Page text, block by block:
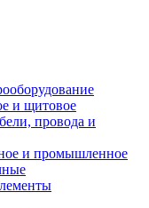
и щитовое
провода и
и промышленное